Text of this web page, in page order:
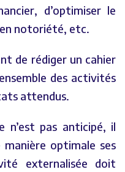
d’optimiser le
en notoriété, etc.
de rédiger un cahier
des activités
attendus.
n’est pas anticipé, il
optimale ses
externalisée doit